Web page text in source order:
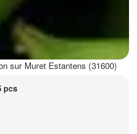
sur Muret Estantens (31600)
pcs